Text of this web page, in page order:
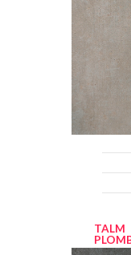
TALM